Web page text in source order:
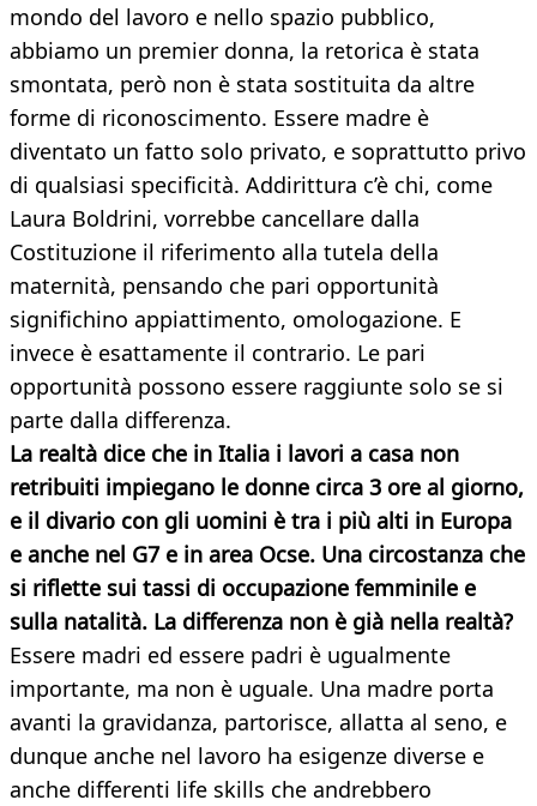
mondo del lavoro e nello spazio pubblico,
abbiamo un premier donna, la retorica è stata
smontata, però non è stata sostituita da altre
forme di riconoscimento. Essere madre è
diventato un fatto solo privato, e soprattutto privo
di qualsiasi specificità. Addirittura c’è chi, come
Laura Boldrini, vorrebbe cancellare dalla
Costituzione il riferimento alla tutela della
maternità, pensando che pari opportunità
significhino appiattimento, omologazione. E
invece è esattamente il contrario. Le pari
opportunità possono essere raggiunte solo se si
parte dalla differenza.
La realtà dice che in Italia i lavori a casa non
retribuiti impiegano le donne circa 3 ore al giorno,
e il divario con gli uomini è tra i più alti in Europa
e anche nel G7 e in area Ocse. Una circostanza che
si riflette sui tassi di occupazione femminile e
sulla natalità. La differenza non è già nella realtà?
Essere madri ed essere padri è ugualmente
importante, ma non è uguale. Una madre porta
avanti la gravidanza, partorisce, allatta al seno, e
dunque anche nel lavoro ha esigenze diverse e
anche differenti life skills che andrebbero